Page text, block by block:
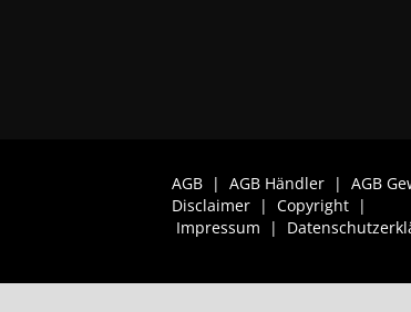
AGB | AGB Händler | AGB
Disclaimer | Copyright |
Impressum
|